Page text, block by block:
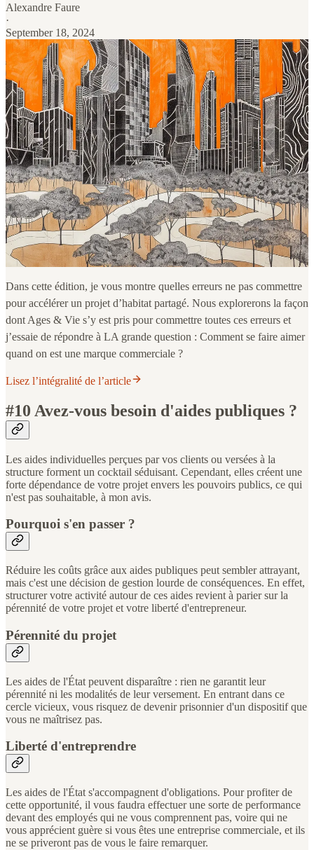
Alexandre Faure
·
September 18, 2024
Dans cette édition, je vous montre quelles erreurs ne pas commettre
pour accélérer un projet d’habitat partagé. Nous explorerons la façon
dont Ages & Vie s’y est pris pour commettre toutes ces erreurs et
j’essaie de répondre à LA grande question : Comment se faire aimer
quand on est une marque commerciale ?
Lisez l’intégralité de l’article
#10 Avez-vous besoin d'aides publiques ?
Les aides individuelles perçues par vos clients ou versées à la
structure forment un cocktail séduisant. Cependant, elles créent une
forte dépendance de votre projet envers les pouvoirs publics, ce qui
n'est pas souhaitable, à mon avis.
Pourquoi s'en passer ?
Réduire les coûts grâce aux aides publiques peut sembler attrayant,
mais c'est une décision de gestion lourde de conséquences. En effet,
structurer votre activité autour de ces aides revient à parier sur la
pérennité de votre projet et votre liberté d'entrepreneur.
Pérennité du projet
Les aides de l'État peuvent disparaître : rien ne garantit leur
pérennité ni les modalités de leur versement. En entrant dans ce
cercle vicieux, vous risquez de devenir prisonnier d'un dispositif que
vous ne maîtrisez pas.
Liberté d'entreprendre
Les aides de l'État s'accompagnent d'obligations. Pour profiter de
cette opportunité, il vous faudra effectuer une sorte de performance
devant des employés qui ne vous comprennent pas, voire qui ne
vous apprécient guère si vous êtes une entreprise commerciale, et ils
ne se priveront pas de vous le faire remarquer.